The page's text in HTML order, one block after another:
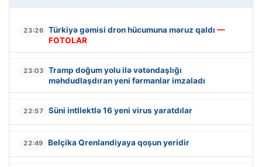
23:26 Türkiyə gəmisi dron hücumuna məruz qaldı —
FOTOLAR
23:03
Tramp doğum yolu ilə vətəndaşlığı
məhdudlaşdıran yeni fərmanlar imzaladı
22:57 Süni intllektlə 16 yeni virus yaratdılar
22:49 Belçika Qrenlandiyaya qoşun yeridir